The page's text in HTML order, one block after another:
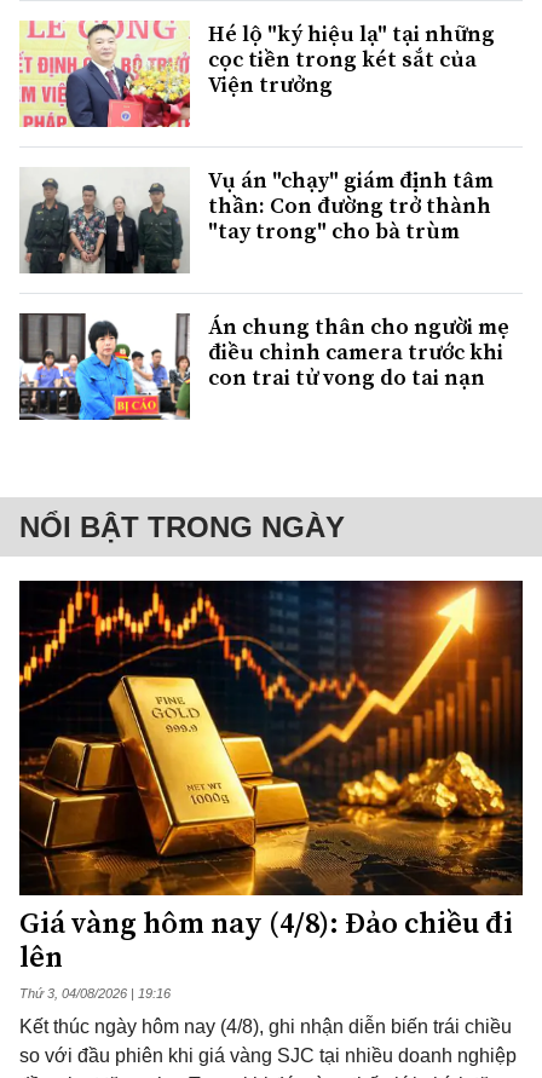
Hé lộ "ký hiệu lạ" tại những
cọc tiền trong két sắt của
Viện trưởng
Vụ án "chạy" giám định tâm
thần: Con đường trở thành
"tay trong" cho bà trùm
Án chung thân cho người mẹ
điều chỉnh camera trước khi
con trai tử vong do tai nạn
NỔI BẬT TRONG NGÀY
Giá vàng hôm nay (4/8): Đảo chiều đi
lên
Thứ 3, 04/08/2026 | 19:16
Kết thúc ngày hôm nay (4/8), ghi nhận diễn biến trái chiều
so với đầu phiên khi giá vàng SJC tại nhiều doanh nghiệp